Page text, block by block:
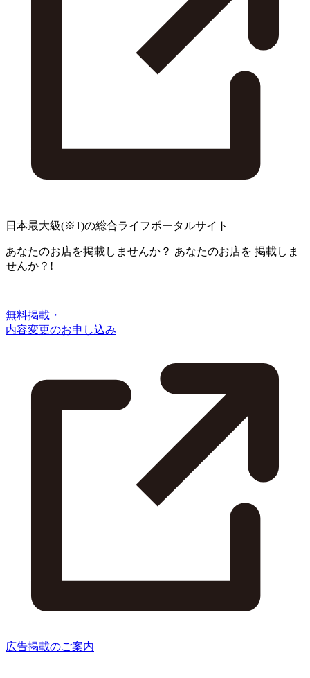
日本最大級(※1)の総合ライフポータルサイト
あなたのお店を掲載しませんか？ あなたのお店を 掲載しま
せんか？!
無料掲載・
内容変更のお申し込み
広告掲載のご案内